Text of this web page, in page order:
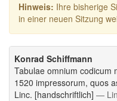
Hinweis: Ihre bisherige
in einer neuen Sitzung
Konrad Schiffmann
Tabulae omnium codicum
1520 impressorum, quos
Linc. [handschriftlich] —